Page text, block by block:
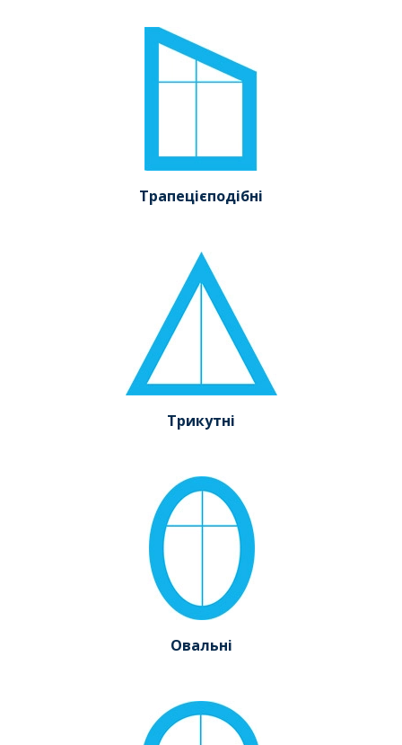
Трапецієподібні
Трикутні
Овальні